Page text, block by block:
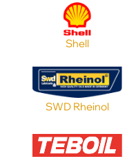
Shell
SWD Rheinol